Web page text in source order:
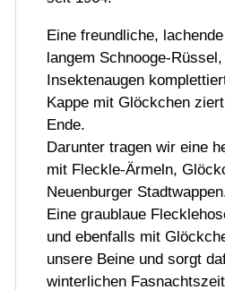
Eine freundliche,
langem Schnooge-
Insektenaugen
Kappe mit Glöckchen
Ende.
Darunter tragen wir eine
mit Fleckle-Ärmeln,
Neuenburger
Eine graublaue
und ebenfalls mit
unsere Beine und sorgt
winterlichen